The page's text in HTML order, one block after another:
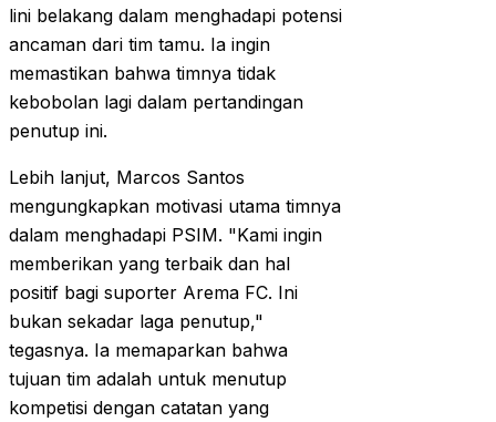
lini belakang dalam menghadapi potensi
ancaman dari tim tamu. Ia ingin
memastikan bahwa timnya tidak
kebobolan lagi dalam pertandingan
penutup ini.
Lebih lanjut, Marcos Santos
mengungkapkan motivasi utama timnya
dalam menghadapi PSIM. "Kami ingin
memberikan yang terbaik dan hal
positif bagi suporter Arema FC. Ini
bukan sekadar laga penutup,"
tegasnya. Ia memaparkan bahwa
tujuan tim adalah untuk menutup
kompetisi dengan catatan yang